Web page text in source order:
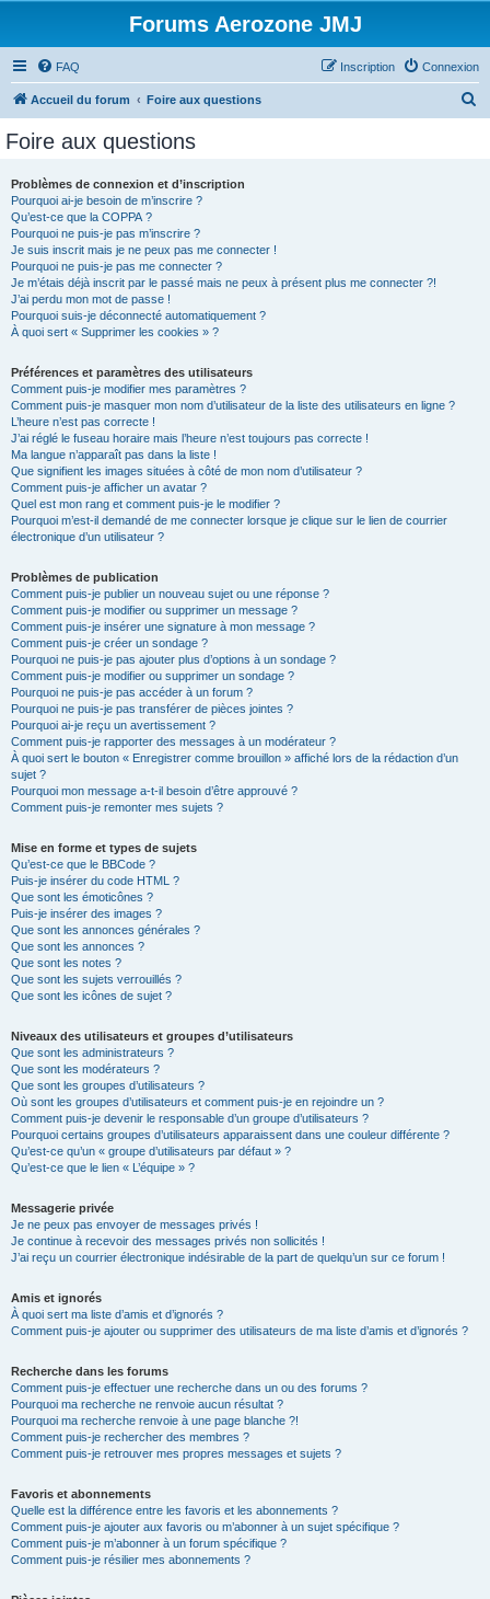
Forums Aerozone JMJ
FAQ Connexion
Inscription
Accueil du forum Foire aux questions
Foire aux questions
Problèmes de connexion et d’inscription
Pourquoi ai-je besoin de m’inscrire ?
Qu’est-ce que la COPPA ?
Pourquoi ne puis-je pas m’inscrire ?
Je suis inscrit mais je ne peux pas me connecter !
Pourquoi ne puis-je pas me connecter ?
Je m’étais déjà inscrit par le passé mais ne peux à présent plus me connecter ?!
J’ai perdu mon mot de passe !
Pourquoi suis-je déconnecté automatiquement ?
À quoi sert « Supprimer les cookies » ?
Préférences et paramètres des utilisateurs
Comment puis-je modifier mes paramètres ?
Comment puis-je masquer mon nom d’utilisateur de la liste des utilisateurs en ligne ?
L’heure n’est pas correcte !
J’ai réglé le fuseau horaire mais l’heure n’est toujours pas correcte !
Ma langue n’apparaît pas dans la liste !
Que signifient les images situées à côté de mon nom d’utilisateur ?
Comment puis-je afficher un avatar ?
Quel est mon rang et comment puis-je le modifier ?
Pourquoi m’est-il demandé de me connecter lorsque je clique sur le lien de courrier
électronique d’un utilisateur ?
Problèmes de publication
Comment puis-je publier un nouveau sujet ou une réponse ?
Comment puis-je modifier ou supprimer un message ?
Comment puis-je insérer une signature à mon message ?
Comment puis-je créer un sondage ?
Pourquoi ne puis-je pas ajouter plus d’options à un sondage ?
Comment puis-je modifier ou supprimer un sondage ?
Pourquoi ne puis-je pas accéder à un forum ?
Pourquoi ne puis-je pas transférer de pièces jointes ?
Pourquoi ai-je reçu un avertissement ?
Comment puis-je rapporter des messages à un modérateur ?
À quoi sert le bouton « Enregistrer comme brouillon » affiché lors de la rédaction d’un
sujet ?
Pourquoi mon message a-t-il besoin d’être approuvé ?
Comment puis-je remonter mes sujets ?
Mise en forme et types de sujets
Qu’est-ce que le BBCode ?
Puis-je insérer du code HTML ?
Que sont les émoticônes ?
Puis-je insérer des images ?
Que sont les annonces générales ?
Que sont les annonces ?
Que sont les notes ?
Que sont les sujets verrouillés ?
Que sont les icônes de sujet ?
Niveaux des utilisateurs et groupes d’utilisateurs
Que sont les administrateurs ?
Que sont les modérateurs ?
Que sont les groupes d’utilisateurs ?
Où sont les groupes d’utilisateurs et comment puis-je en rejoindre un ?
Comment puis-je devenir le responsable d’un groupe d’utilisateurs ?
Pourquoi certains groupes d’utilisateurs apparaissent dans une couleur différente ?
Qu’est-ce qu’un « groupe d’utilisateurs par défaut » ?
Qu’est-ce que le lien « L’équipe » ?
Messagerie privée
Je ne peux pas envoyer de messages privés !
Je continue à recevoir des messages privés non sollicités !
J’ai reçu un courrier électronique indésirable de la part de quelqu’un sur ce forum !
Amis et ignorés
À quoi sert ma liste d’amis et d’ignorés ?
Comment puis-je ajouter ou supprimer des utilisateurs de ma liste d’amis et d’ignorés ?
Recherche dans les forums
Comment puis-je effectuer une recherche dans un ou des forums ?
Pourquoi ma recherche ne renvoie aucun résultat ?
Pourquoi ma recherche renvoie à une page blanche ?!
Comment puis-je rechercher des membres ?
Comment puis-je retrouver mes propres messages et sujets ?
Favoris et abonnements
Quelle est la différence entre les favoris et les abonnements ?
Comment puis-je ajouter aux favoris ou m’abonner à un sujet spécifique ?
Comment puis-je m’abonner à un forum spécifique ?
Comment puis-je résilier mes abonnements ?